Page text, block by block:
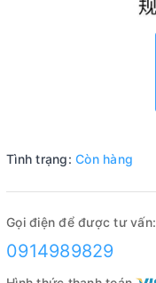
Tình trạng: Còn hàng
Gọi điện để được tư vấn:
0914989829